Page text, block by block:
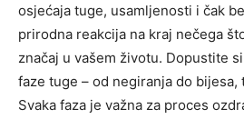
osjećaja tuge, usamljenosti i čak
prirodna reakcija na kraj nečega
značaj u vašem životu. Dopustite
faze tuge – od negiranja do bijesa,
Svaka faza je važna za proces